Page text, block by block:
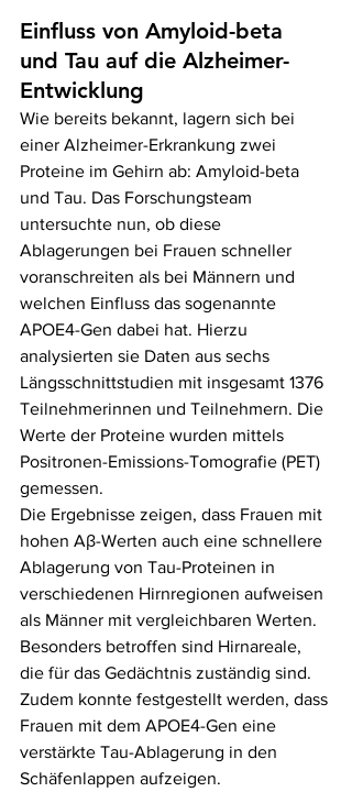
Einfluss von Amyloid-beta
und Tau auf die Alzheimer-
Entwicklung
Wie bereits bekannt, lagern sich bei
einer Alzheimer-Erkrankung zwei
Proteine im Gehirn ab: Amyloid-beta
und Tau. Das Forschungsteam
untersuchte nun, ob diese
Ablagerungen bei Frauen schneller
voranschreiten als bei Männern und
welchen Einfluss das sogenannte
APOE4-Gen dabei hat. Hierzu
analysierten sie Daten aus sechs
Längsschnittstudien mit insgesamt 1376
Teilnehmerinnen und Teilnehmern. Die
Werte der Proteine wurden mittels
Positronen-Emissions-Tomografie (PET)
gemessen.
Die Ergebnisse zeigen, dass Frauen mit
hohen Aβ-Werten auch eine schnellere
Ablagerung von Tau-Proteinen in
verschiedenen Hirnregionen aufweisen
als Männer mit vergleichbaren Werten.
Besonders betroffen sind Hirnareale,
die für das Gedächtnis zuständig sind.
Zudem konnte festgestellt werden, dass
Frauen mit dem APOE4-Gen eine
verstärkte Tau-Ablagerung in den
Schäfenlappen aufzeigen.